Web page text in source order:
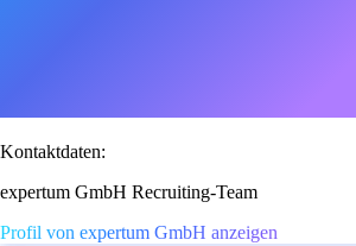
Kontaktdaten:
expertum GmbH Recruiting-Team
Profil von expertum GmbH anzeigen